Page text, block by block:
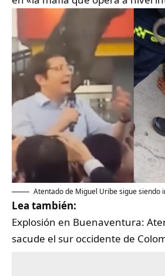
Atentado de Miguel Uribe sigue siendo
Lea también:
Explosión en Buenaventura:
sacude el sur occidente de